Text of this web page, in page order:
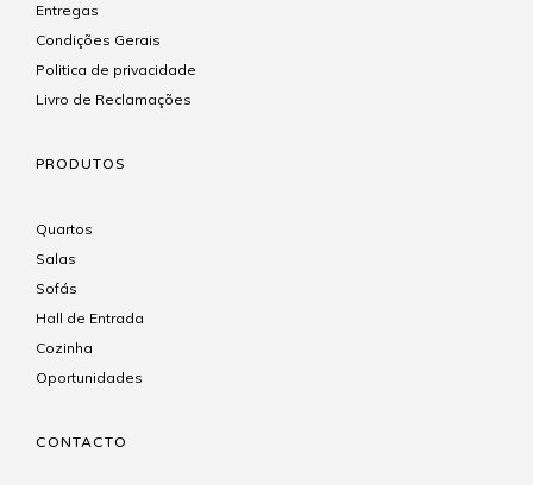
Entregas
Condições Gerais
Politica de privacidade
Livro de Reclamações
PRODUTOS
Quartos
Salas
Sofás
Hall de Entrada
Cozinha
Oportunidades
CONTACTO